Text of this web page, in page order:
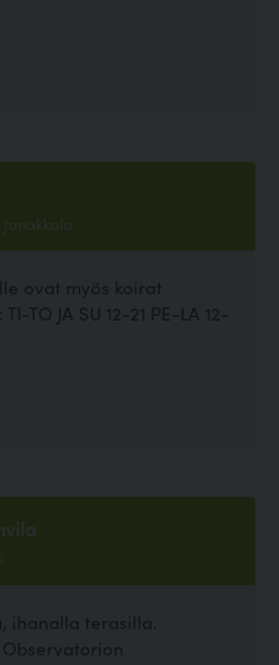
Janakkala
ovat myös koirat
TO JA SU 12-21 PE-LA 12-
ihanalla terasilla.